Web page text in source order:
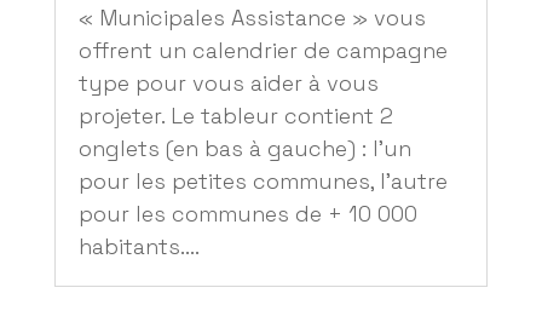
« Municipales Assistance » vous
offrent un calendrier de campagne
type pour vous aider à vous
projeter. Le tableur contient 2
onglets (en bas à gauche) : l’un
pour les petites communes, l’autre
pour les communes de + 10 000
habitants....